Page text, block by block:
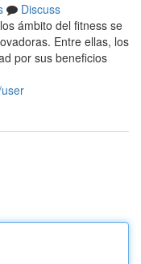
Discuss
ámbito del fitness se
Entre ellas, los
por sus beneficios